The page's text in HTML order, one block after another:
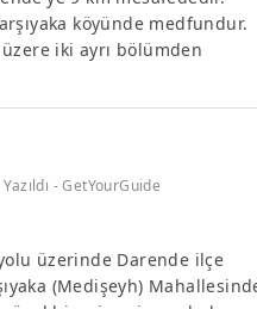
köyünde medfundur.
iki ayrı bölümden
- GetYourGuide
üzerinde Darende ilçe
(Medişeyh)